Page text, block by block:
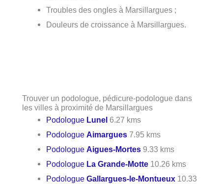
Troubles des ongles à Marsillargues ;
Douleurs de croissance à Marsillargues.
Trouver un podologue, pédicure-podologue dans
les villes à proximité de Marsillargues
Podologue Lunel 6.27 kms
PodologueAimargues 7.95 kms
PodologueAigues-Mortes 9.33 kms
Podologue La Grande-Motte 10.26 kms
PodologueGallargues-le-Montueux 10.33